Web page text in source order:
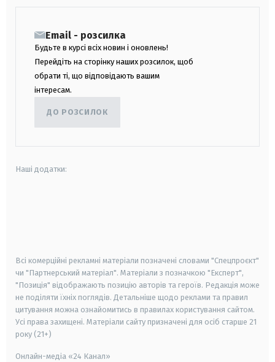
Email - розсилка
Будьте в курсі всіх новин і оновлень!
Перейдіть на сторінку наших розсилок, щоб
обрати ті, що відповідають вашим
інтересам.
ДО РОЗСИЛОК
Наші додатки:
Всі комерційні рекламні матеріали позначені словами "Спецпроєкт"
чи "Партнерський матеріал". Матеріали з позначкою "Експерт",
"Позиція" відображають позицію авторів та героїв. Редакція може
не поділяти їхніх поглядів. Детальніше щодо реклами та правил
цитування можна ознайомитись в правилах користування сайтом.
Усі права захищені. Матеріали сайту призначені для осіб старше 21
року (21+)
Онлайн-медіа «24 Канал»